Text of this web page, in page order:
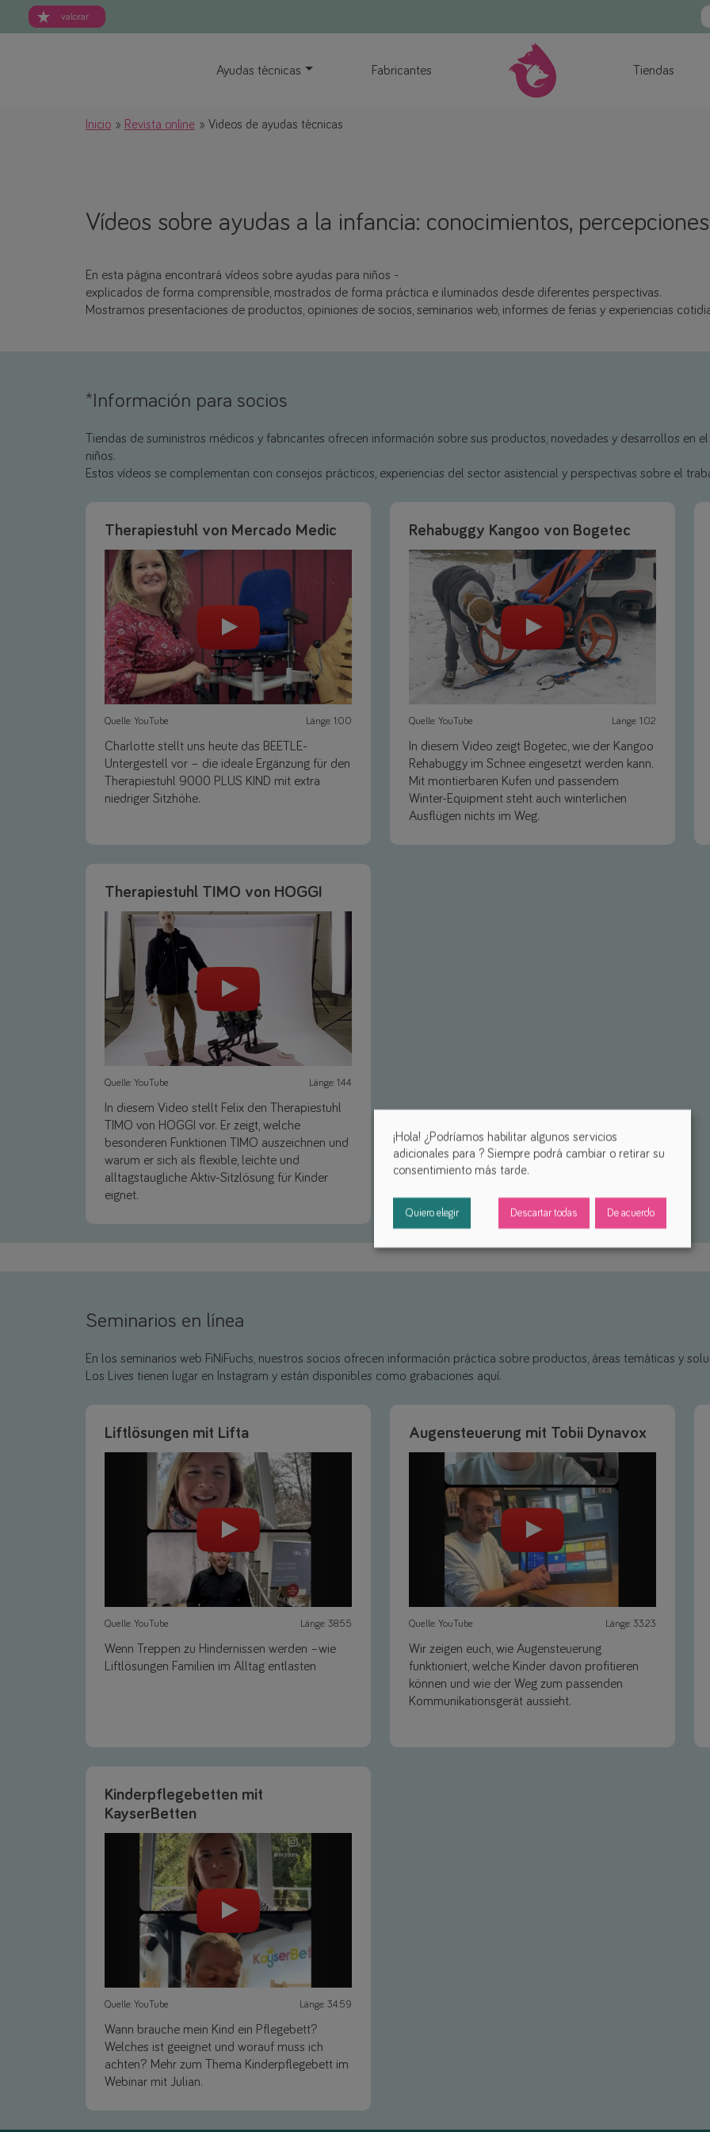
valorar
Ayudas técnicas Fabricantes Tiendas
Inicio Revista online Videos de ayudas técnicas
Vídeos sobre ayudas a la infancia: conocimientos,
En esta página encontrará vídeos sobre ayudas para niños -
explicados de forma comprensible, mostrados de forma práctica e iluminados desde diferentes perspectivas.
Mostramos presentaciones de productos, opiniones de socios, seminarios web, informes de ferias y experiencias
*Información para socios
Tiendas de suministros médicos y fabricantes ofrecen información sobre sus productos, novedades y desarrollos en
niños.
Estos vídeos se complementan con consejos prácticos, experiencias del sector asistencial y perspectivas sobre el
Therapiestuhl von Mercado Medic
Quelle: YouTube Länge: 1:00
Charlotte stellt uns heute das BEETLE-
Untergestell vor – die ideale Ergänzung für den
Therapiestuhl 9000 PLUS KIND mit extra
niedriger Sitzhöhe.
Rehabuggy Kangoo von Bogetec
Quelle: YouTube Länge: 1:02
In diesem Video zeigt Bogetec, wie der Kangoo
Rehabuggy im Schnee eingesetzt werden kann.
Mit montierbaren Kufen und passendem
Winter-Equipment steht auch winterlichen
Ausflügen nichts im Weg.
Therapiestuhl TIMO von HOGGI
Quelle: YouTube Länge: 1:44
In diesem Video stellt Felix den Therapiestuhl
TIMO von HOGGI vor. Er zeigt, welche
besonderen Funktionen TIMO auszeichnen und
warum er sich als flexible, leichte und
alltagstaugliche Aktiv-Sitzlösung für Kinder
eignet.
Seminarios en línea
En los seminarios web FiNiFuchs, nuestros socios ofrecen información práctica sobre productos, áreas temáticas y
Los Lives tienen lugar en Instagram y están disponibles como grabaciones aquí.
Liftlösungen mit Lifta
Quelle: YouTube Länge: 38:55
Wenn Treppen zu Hindernissen werden –wie
Liftlösungen Familien im Alltag entlasten
Augensteuerung mit Tobii Dynavox
Quelle: YouTube Länge: 33:23
Wir zeigen euch, wie Augensteuerung
funktioniert, welche Kinder davon profitieren
können und wie der Weg zum passenden
Kommunikationsgerät aussieht.
Kinderpflegebetten mit
KayserBetten
Quelle: YouTube Länge: 34:59
Wann brauche mein Kind ein Pflegebett?
Welches ist geeignet und worauf muss ich
achten? Mehr zum Thema Kinderpflegebett im
Webinar mit Julian.
¡Hola! ¿Podríamos habilitar algunos servicios
adicionales para ? Siempre podrá cambiar o retirar su
consentimiento más tarde.
Quiero elegir Descartar todas De acuerdo